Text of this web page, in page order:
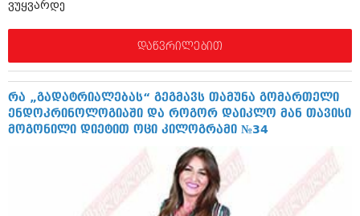
აპრილი 2012 (294)
მარტი 2012 (259)
თებერვალი 2012 (376)
იანვარი 2012 (322)
ოქტომბერი 2011 (754)
სექტემბერი 2011 (407)
აგვისტო 2011 (249)
აპრილი 2011 (294)
მარტი 2011 (654)
ვუყვარდე
დაწვრილებით
რა „გადატრიალებას“ გეგმავს თამუნა გომართელი
ენდოკრინოლოგიაში და როგორ დაიკლო მან თავისი
მოგონილი დიეტით ოცი კილოგრამი №34